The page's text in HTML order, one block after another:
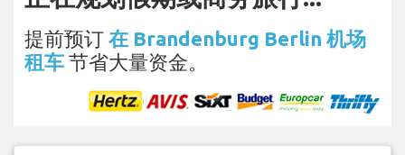
提前预订 在 Brandenburg Berlin 机场
租车 节省大量资金。